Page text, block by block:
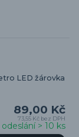
LED žárovka
89,00 Kč
73,55 Kč bez DPH
> 10 ks